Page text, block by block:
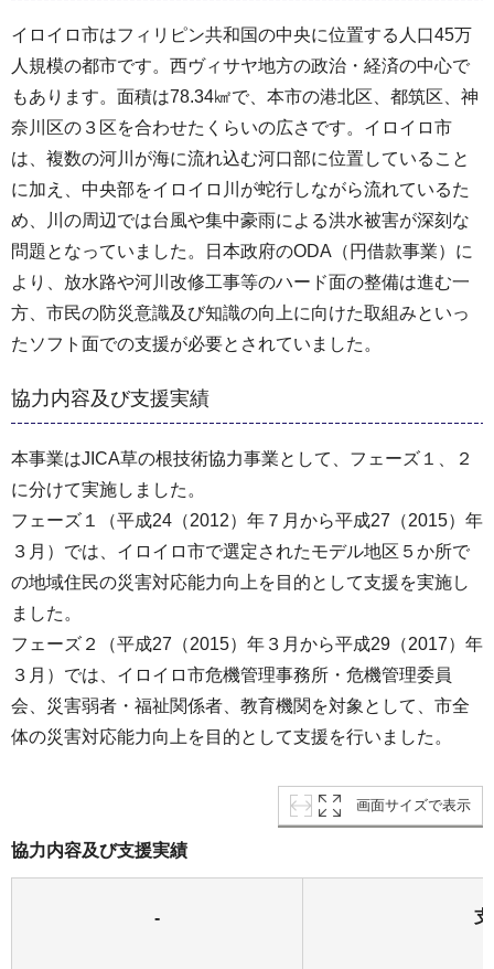
イロイロ市はフィリピン共和国の中央に位置する人口45万
人規模の都市です。西ヴィサヤ地方の政治・経済の中心で
もあります。面積は78.34㎢で、本市の港北区、都筑区、神
奈川区の３区を合わせたくらいの広さです。イロイロ市
は、複数の河川が海に流れ込む河口部に位置していること
に加え、中央部をイロイロ川が蛇行しながら流れているた
め、川の周辺では台風や集中豪雨による洪水被害が深刻な
問題となっていました。日本政府のODA（円借款事業）に
より、放水路や河川改修工事等のハード面の整備は進む一
方、市民の防災意識及び知識の向上に向けた取組みといっ
たソフト面での支援が必要とされていました。
協力内容及び支援実績
本事業はJICA草の根技術協力事業として、フェーズ１、２
に分けて実施しました。
フェーズ１（平成24（2012）年７月から平成27（2015）年
３月）では、イロイロ市で選定されたモデル地区５か所で
の地域住民の災害対応能力向上を目的として支援を実施し
ました。
フェーズ２（平成27（2015）年３月から平成29（2017）年
３月）では、イロイロ市危機管理事務所・危機管理委員
会、災害弱者・福祉関係者、教育機関を対象として、市全
体の災害対応能力向上を目的として支援を行いました。
画面サイズで表示
協力内容及び支援実績
-